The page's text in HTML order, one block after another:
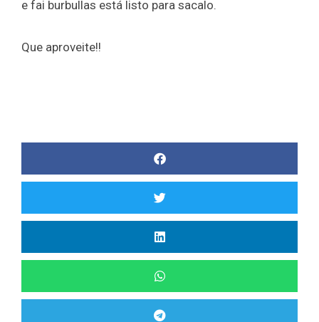
e fai burbullas está listo para sacalo.
Que aproveite!!